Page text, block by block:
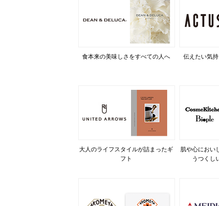
食本来の美味しさをすべての人へ 伝えたい気
大人のライフスタイルが詰まったギ
フト
肌や心におい
うつくし